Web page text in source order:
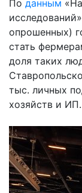
По данным
опрошенных)
стать
доля таких
тыс. личных
хозяйств и ИП.